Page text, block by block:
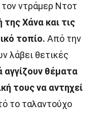
τον ντράμερ Ντοτ
Χάνα και τις
τοπίο. Από την
λάβει θετικές
αγγίζουν θέματα
τους να αντηχεί
το ταλαντούχο